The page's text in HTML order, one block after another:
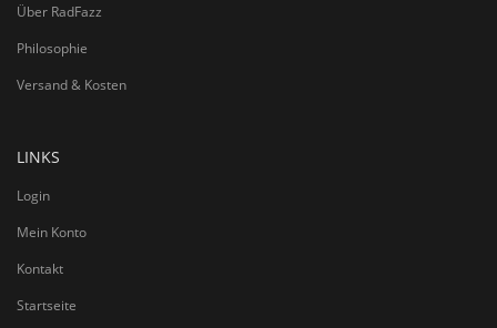
Über RadFazz
Philosophie
Versand & Kosten
LINKS
Login
Mein Konto
Kontakt
Startseite